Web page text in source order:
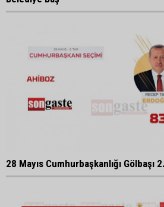
28 Mayıs Cumhurbaşkanlığı